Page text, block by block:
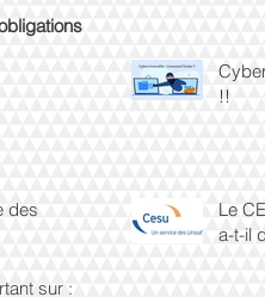
des
sur :
!!
Le
a-t-il